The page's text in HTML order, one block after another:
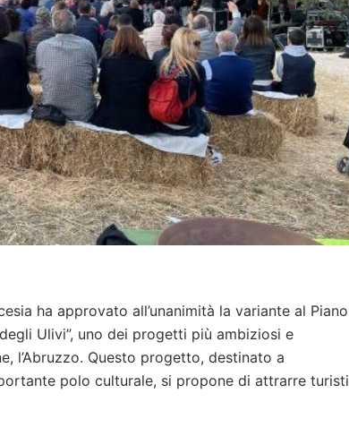
ha approvato all’unanimità la variante al Piano
Ulivi”, uno dei progetti più ambiziosi e
l’Abruzzo. Questo progetto, destinato a
polo culturale, si propone di attrarre turisti